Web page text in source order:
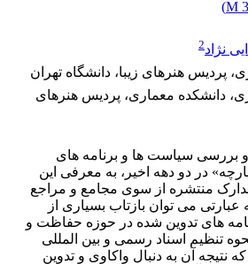
)
نژاد2
پردیس هنرهای زیبا، دانشگاه تهران
دانشکده معماری، پردیس هنرهای
بررسی سیاست ها و برنامه های
در دو دهه اخیر، به معرفی این
مدارک منتشره از سوی مجامع و مراجع
عبارتی می توان بازتاب بسیاری از
های تدوین شده در حوزه حفاظت و
تنظیم اسناد رسمی و بین المللی
نتیجه آن به دنبال واکاوی و تدوین